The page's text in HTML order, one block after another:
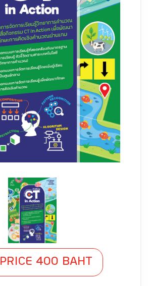
PRICE 400 BAHT